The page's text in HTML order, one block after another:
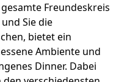
Freundeskreis
Sie die
bietet ein
Ambiente und
Dinner. Dabei